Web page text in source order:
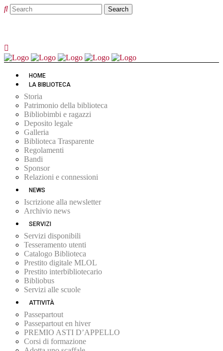
HOME
LA BIBLIOTECA
Storia
Patrimonio della biblioteca
Bibliobimbi e ragazzi
Deposito legale
Galleria
Biblioteca Trasparente
Regolamenti
Bandi
Sponsor
Relazioni e connessioni
NEWS
Iscrizione alla newsletter
Archivio news
SERVIZI
Servizi disponibili
Tesseramento utenti
Catalogo Biblioteca
Prestito digitale MLOL
Prestito interbibliotecario
Bibliobus
Servizi alle scuole
ATTIVITÀ
Passepartout
Passepartout en hiver
PREMIO ASTI D’APPELLO
Corsi di formazione